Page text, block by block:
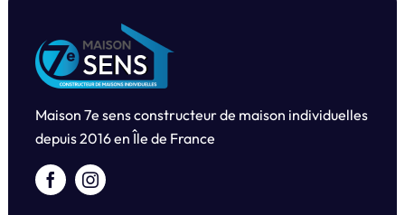
Maison 7e sens constructeur de maison individuelles
depuis2016 en Île de France